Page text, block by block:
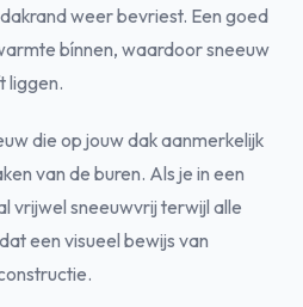
weer bevriest. Een goed
bínnen, waardoor sneeuw
liggen.
die op jouw dak aanmerkelijk
van de buren. Als je in een
vrijwel sneeuwvrij terwijl alle
een visueel bewijs van